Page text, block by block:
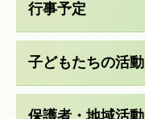
行事予定
子どもたちの活動
保護者・地域活動